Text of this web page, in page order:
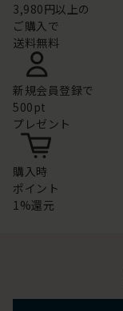
3,980円以上の
ご購入で
送料無料
新規会員登録で
500pt
プレゼント
購入時
ポイント
1%還元